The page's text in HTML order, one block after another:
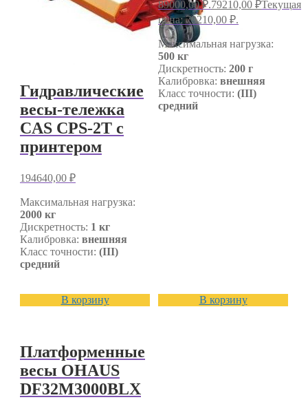
Гидравлические
весы-тележка
CAS CPS-2T с
принтером
194640,00 ₽
Максимальная нагрузка:
2000 кг
Дискретность: 1 кг
Калибровка: внешняя
Класс точности: (III)
средний
В корзину
89000,00 ₽.79210,00 ₽Текущая
цена: 79210,00 ₽.
Максимальная нагрузка:
500 кг
Дискретность: 200 г
Калибровка: внешняя
Класс точности: (III)
средний
В корзину
Платформенные
весы OHAUS
DF32M3000BLX